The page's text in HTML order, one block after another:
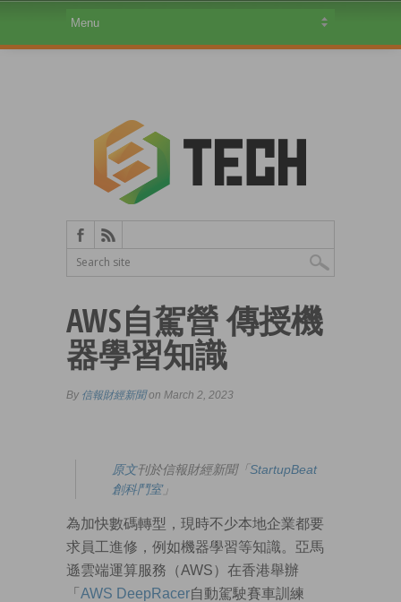
AWS自駕營 傳授機
器學習知識
By 信報財經新聞on March 2, 2023
原文刊於信報財經新聞「StartupBeat
創科鬥室」
為加快數碼轉型，現時不少本地企業都要
求員工進修，例如機器學習等知識。亞馬
遜雲端運算服務（AWS）在香港舉辦
「 AWS DeepRacer自動駕駛賽車訓練